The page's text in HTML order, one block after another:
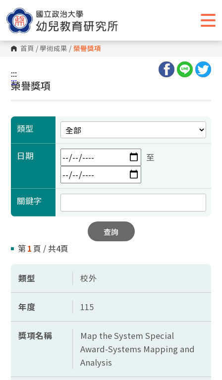
到
主
要
內
容
區 首頁 /學術成果 / 榮譽獎項
:::
:::
榮譽獎項
類型
日期 至
關鍵字
查詢
第1 頁 / 共4頁
類型 校外
年度 115
獎項名稱
Map the System Special
Award-Systems Mapping and
Analysis